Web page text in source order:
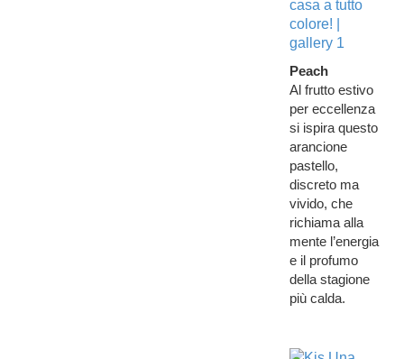
Peach
Al frutto estivo
per eccellenza
si ispira questo
arancione
pastello,
discreto ma
vivido, che
richiama alla
mente l’energia
e il profumo
della stagione
più calda.